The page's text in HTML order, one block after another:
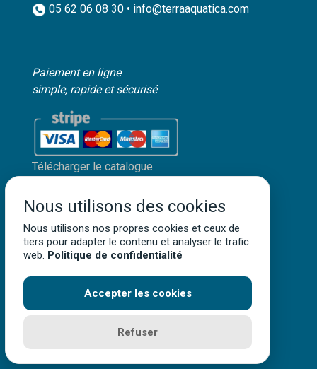
05 62 06 08 30 • info@terraaquatica.com
Paiement en ligne
simple, rapide et sécurisé
Télécharger le catalogue
Mentions légales
Politique de confidentialité
Conditions générales de vente
• Tous droits réservés
Nous utilisons des cookies
Nous utilisons nos propres cookies et ceux de
tiers pour adapter le contenu et analyser le trafic
web. Politique de confidentialité
Accepter les cookies
Refuser